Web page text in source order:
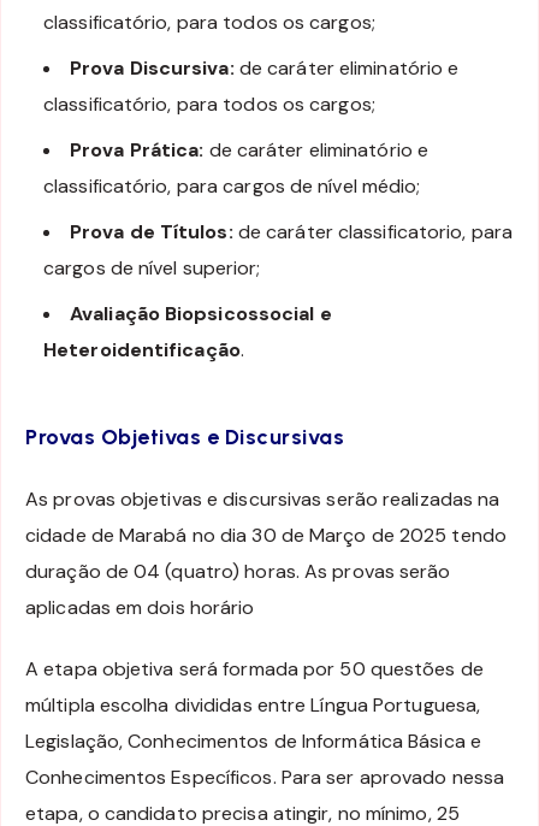
classificatório, para todos os cargos;
Prova Discursiva: de caráter eliminatório e
classificatório, para todos os cargos;
Prova Prática: de caráter eliminatório e
classificatório, para cargos de nível médio;
Prova de Títulos: de caráter classificatorio, para
cargos de nível superior;
Avaliação Biopsicossocial e
Heteroidentificação.
Provas Objetivas e Discursivas
As provas objetivas e discursivas serão realizadas na
cidade de Marabá no dia 30 de Março de 2025 tendo
duração de 04 (quatro) horas. As provas serão
aplicadas em dois horário
A etapa objetiva será formada por 50 questões de
múltipla escolha divididas entre Língua Portuguesa,
Legislação, Conhecimentos de Informática Básica e
Conhecimentos Específicos. Para ser aprovado nessa
etapa, o candidato precisa atingir, no mínimo, 25